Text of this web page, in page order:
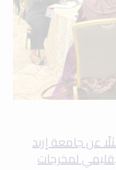
عن جامعة إربد
لمخرجات